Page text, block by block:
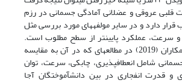
قلبی عروقی و عضلانی آمادگی جسمانی در رزم
دارد و در سایر مولفه­های مورد بررسی مثل
سرعت، عملکرد پایین­تر از سطح مطلوب است.
همچنین صفری و همکاران (2019) در مطالعه­ای که در آن به مقایسه
شامل انعطاف­پذیری، چابکی، سرعت، توان
و قدرت انفجاری در بین دانش­آموختگان آجا